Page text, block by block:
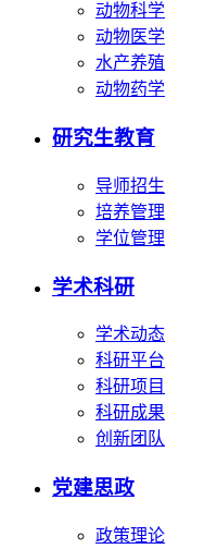
动物科学
动物医学
水产养殖
动物药学
研究生教育
导师招生
培养管理
学位管理
学术科研
学术动态
科研平台
科研项目
科研成果
创新团队
党建思政
政策理论